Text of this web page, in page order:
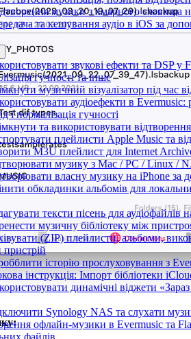
музики з хмарного сховища
та кешування аудіо в iOS за
звукові ефекти та DSP у
гучності та інше
музичний візуалізатор під час
аудіоефекти в
і нормалізація гучності
та використовувати
плейлисти Apple Music та
M3U плейлист для Internet
музику з Mac / PC / Linux /
власну музику на iPhone за
обкладинки альбомів для
тексти пісень для аудіофайлів
музичну бібліотеку між
(ZIP) плейлисти, альбоми,
історію прослуховування з
інструкція: Імпорт бібліотеки
динамічні віджети
Synology NAS та слухати
офлайн-музики в Evermusic та
файлів